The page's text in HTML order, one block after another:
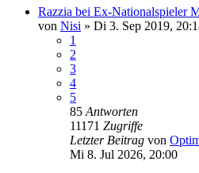
Razzia bei Ex-Nationalspieler
von Nisi » Di 3. Sep 2019,
1
2
3
4
5
85 Antworten
11171 Zugriffe
Letzter Beitrag von
Mi 8. Jul 2026, 20:00